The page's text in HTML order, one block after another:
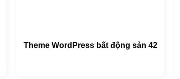
Theme WordPress bất động sản 42